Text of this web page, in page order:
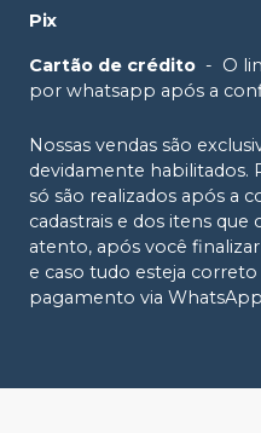
Pix
Cartão de crédito - O
por whatsapp após a
Nossas vendas são
devidamente habilitados.
só são realizados após a
cadastrais e dos itens
atento, após você
e caso tudo esteja
pagamento via